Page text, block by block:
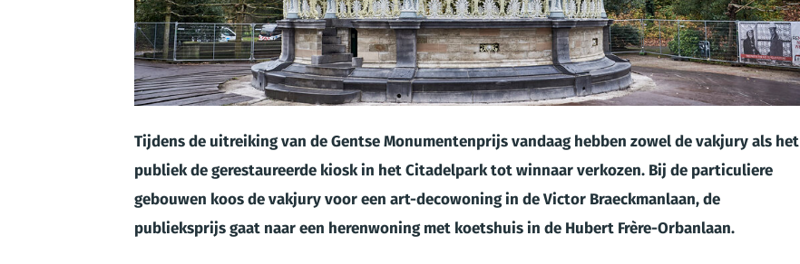
JPG
Tijdens de uitreiking van de Gentse Monumentenprijs vandaag hebben zowel de vakjury als het
publiek de gerestaureerde kiosk in het Citadelpark tot winnaar verkozen. Bij de particuliere
gebouwen koos de vakjury vooreen art-decowoning in de Victor Braeckmanlaan, de
publieksprijs gaat naar een herenwoning met koetshuis in de Hubert Frère-Orbanlaan.